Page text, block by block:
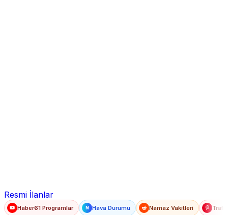
Resmi İlanlar
Haber61 Programlar N Hava Durumu Namaz Vakitleri